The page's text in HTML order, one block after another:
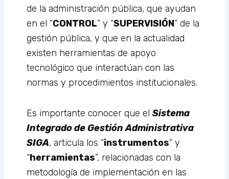
de la administración pública, que ayudan
en el “CONTROL” y “SUPERVISIÓN” de la
gestión pública, y que en la actualidad
existen herramientas de apoyo
tecnológico que interactúan con las
normas y procedimientos institucionales.
Es importante conocer que elSistema
Integrado de Gestión Administrativa
SIGA, articula los “instrumentos” y
“herramientas”, relacionadas con la
metodología de implementación en las